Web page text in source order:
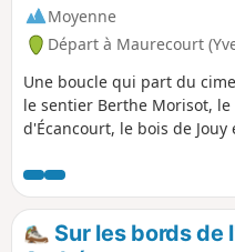
Moyenne
Départ à Maurecourt
Une boucle qui part du
le sentier Berthe Morisot,
d'Écancourt, le bois de
Sur les bords de